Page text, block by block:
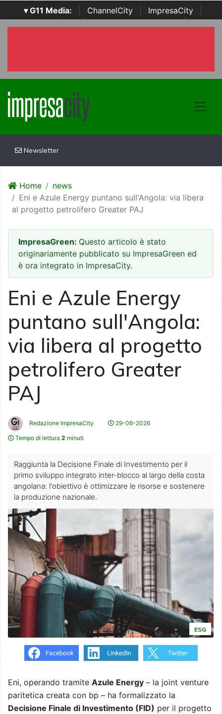
▾ G11 Media: ChannelCity ImpresaCity
SecurityOpenLab | Italian Channel Awards | Italian
Newsletter
Home
news
Eni e Azule Energy puntano sull'Angola: via libera
al progetto petrolifero Greater PAJ
ImpresaGreen: Questo articolo è stato
originariamente pubblicato su ImpresaGreen ed
è ora integrato in ImpresaCity.
Eni e Azule Energy
puntano sull'Angola:
via libera al progetto
petrolifero Greater
PAJ
Redazione ImpresaCity
29-06-2026
Tempo di lettura 2 minuti
Raggiunta la Decisione Finale di Investimento per il
primo sviluppo integrato inter-blocco al largo della costa
angolana: l'obiettivo è ottimizzare le risorse e sostenere
la produzione nazionale.
ESG
Eni, operando tramite Azule Energy – la joint venture
paritetica creata con bp – ha formalizzato la
Decisione Finale di Investimento (FID) per il progetto